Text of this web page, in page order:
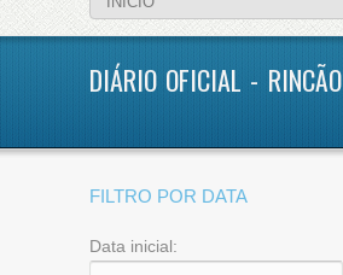
DIÁRIO OFICIAL - RINCÃO
FILTRO POR DATA
Data inicial: